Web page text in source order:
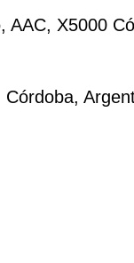
AAC, X5000